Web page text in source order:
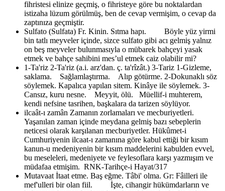
fihristesi elinize geçmiş, o fihristeye göre bu noktalardan
istizaha lüzum görülmüş, ben de cevap vermişim, o cevap da
zaptınıza geçmiştir.
Sulfato (Sulfata) Fr. Kinin. Sıtma hapı. Böyle yüz yirmi
bin tatlı meyveler içinde, sizce sulfato gibi acı gelmiş yalnız
on beş meyveler bulunmasıyla o mübarek bahçeyi yasak
etmek ve bahçe sahibini mes’ul etmek caiz olabilir mi?
1-Ta'riz 2-Ta'riz (a.i. arz'dan. ç. ta'rîzât.) 3-Tariz 1-Gizleme,
saklama. Sağlamlaştırma. Alıp götürme. 2-Dokunaklı söz
söylemek. Kapalıca yapılan sitem. Kinâye ile söylemek. 3-
Cansız, kuru nesne. Meyyit, ölü. Müellif-i muhterem,
kendi nefsine tasrihen, başkalara da tarizen söylüyor.
ilcaât-ı zamân Zamanın zorlamaları ve mecburiyetleri.
Yaşanılan zaman içinde meydana gelmiş bazı sebeplerin
neticesi olarak karşılanan mecburiyetler. Hükûmet-i
Cumhuriyenin ilcaat-ı zamanına göre kabul ettiği bir kısım
kanun-u medeniyenin bir kısım maddelerini kabulden evvel,
bu meseleleri, medeniyete ve feylesoflara karşı yazmışım ve
müdafaa etmişim. RNK-Tarihçe-i Hayat/317
Mutavaat İtaat etme. Baş eğme. Tâbi' olma. Gr: Fâilleri ile
mef'ulleri bir olan fiil. İşte, cihangir hükümdarların ve